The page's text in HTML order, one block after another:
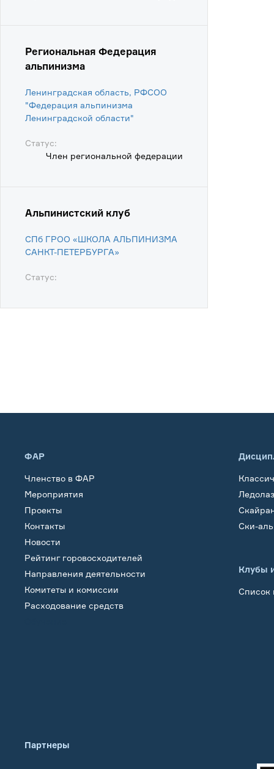
Региональная Федерация
альпинизма
Ленинградская область, РФСОО
"Федерация альпинизма
Ленинградской области"
Статус:
Член региональной федерации
Альпинистский клуб
СПб ГРОО «ШКОЛА АЛЬПИНИЗМА
САНКТ-ПЕТЕРБУРГА»
Статус:
ФАР
Членство в ФАР
Мероприятия
Проекты
Контакты
Новости
Рейтинг горовосходителей
Направления деятельности
Комитеты и комиссии
Расходование средств
Ски-
Клубы
Список
Партнеры